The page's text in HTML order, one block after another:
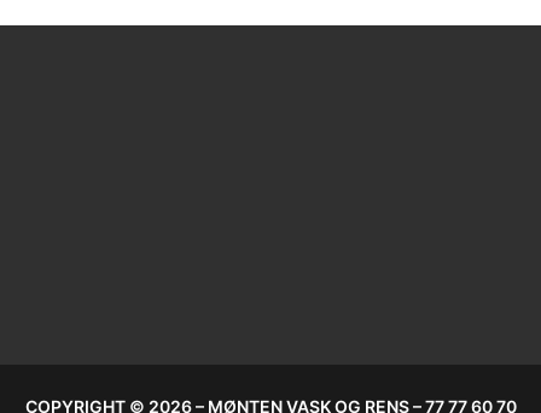
COPYRIGHT © 2026 – MØNTEN VASK OG RENS – 77 77 60 70